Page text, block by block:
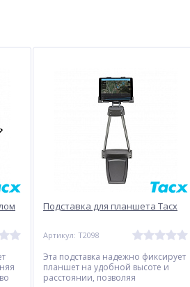
-8%
Подставка для планшета Tacx
Артикул: T2098
Эта подставка надежно фиксирует
планшет на удобной высоте и
расстоянии, позволяя